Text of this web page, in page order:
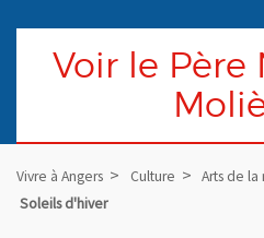
Voir le Père
Vivre à Angers Culture
Arts de la
Soleils d'hiver